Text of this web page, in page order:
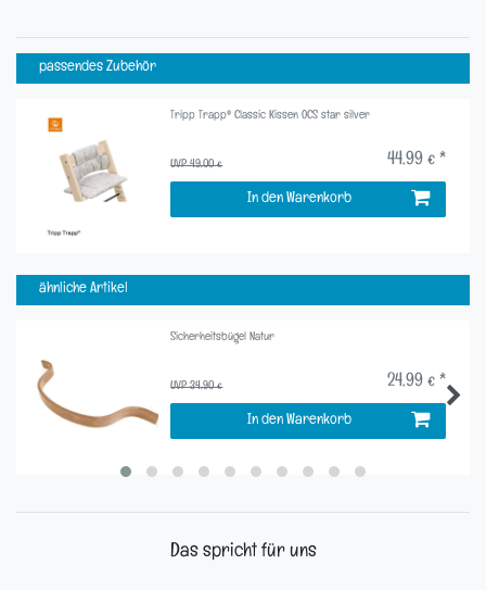
passendes Zubehör
Tripp Trapp® Classic Kissen OCS star silver
UVP 49,00 € 44,99 € *
In den Warenkorb
ähnliche Artikel
Sicherheitsbügel Natur
UVP 34,90 € 24,99 € *
In den Warenkorb
Das spricht für uns